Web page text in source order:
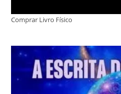
Comprar Livro Físico